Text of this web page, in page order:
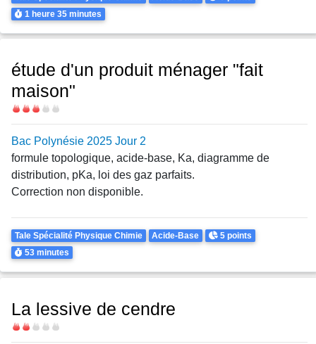
Durée
1 heure 35 minutes
étude d'un produit ménager "fait
maison"
Difficulté
Bac Polynésie 2025 Jour 2
formule topologique, acide-base, Ka, diagramme de
distribution, pKa, loi des gaz parfaits.
Correction non disponible.
Theme
Tale Spécialité Physique Chimie Acide-Base Points
5 points
Durée
53 minutes
La lessive de cendre
Difficulté